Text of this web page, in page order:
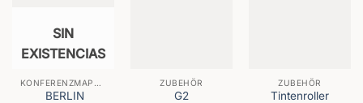
SIN
EXISTENCIAS
KONFERENZMAPPEN
BERLIN
ZUBEHÖR
G2
ZUBEHÖR
Tintenroller